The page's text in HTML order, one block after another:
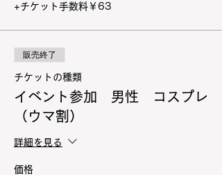
+チケット手数料￥63
販売終了
チケットの種類
イベント参加 男性 コスプレ
（ウマ割）
詳細を見る
価格